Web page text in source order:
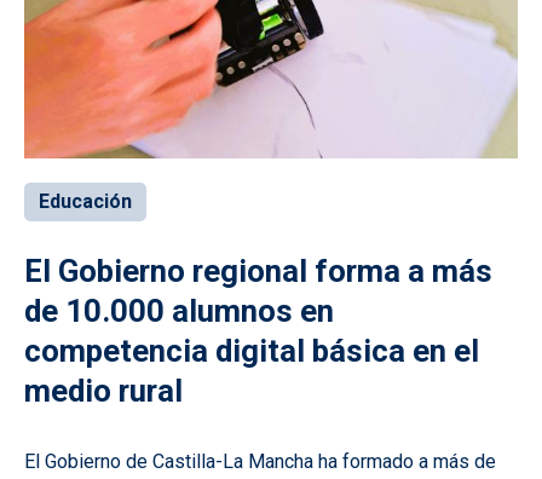
Educación
El Gobierno regional forma a más
de 10.000 alumnos en
competencia digital básica en el
medio rural
El Gobierno de Castilla-La Mancha ha formado a más de